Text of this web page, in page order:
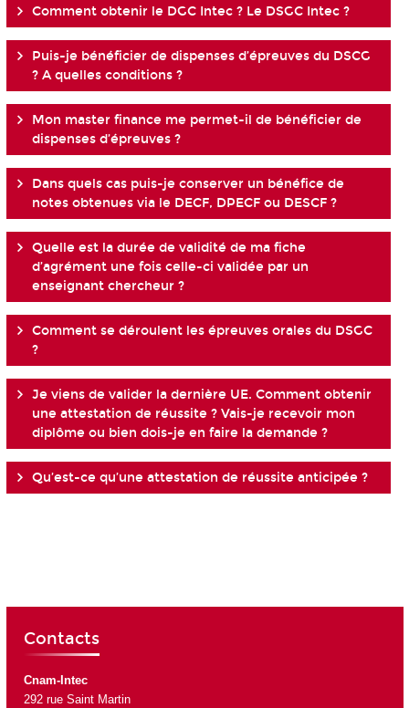
Comment obtenir le DGC Intec ? Le DSGC Intec ?
Puis-je bénéficier de dispenses d’épreuves du DSCG
? A quelles conditions ?
Mon master finance me permet-il de bénéficier de
dispenses d’épreuves ?
Dans quels cas puis-je conserver un bénéfice de
notes obtenues via le DECF, DPECF ou DESCF ?
Quelle est la durée de validité de ma fiche
d’agrément une fois celle-ci validée par un
enseignant chercheur ?
Comment se déroulent les épreuves orales du DSGC
?
Je viens de valider la dernière UE. Comment obtenir
une attestation de réussite ? Vais-je recevoir mon
diplôme ou bien dois-je en faire la demande ?
Qu’est-ce qu’une attestation de réussite anticipée ?
Contacts
Cnam-Intec
292 rue Saint Martin